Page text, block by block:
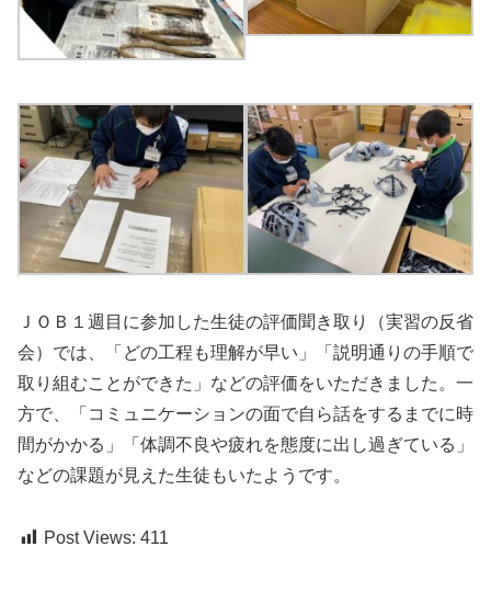
ＪＯＢ １週目に参加した生徒の評価聞き取り（実習の反省
会）では、「どの工程も理解が早い」「説明通りの手順で
取り組むことができた」などの評価をいただきました。一
方で、「コミュニケーションの面で自ら話をするまでに時
間がかかる」「体調不良や疲れを態度に出し過ぎている」
などの課題が見えた生徒もいたようです。
Post Views: 411